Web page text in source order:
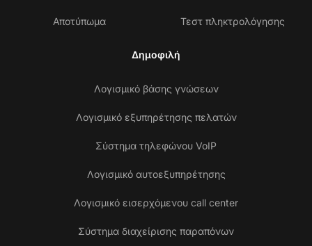
Αποτύπωμα Τεστ πληκτρολόγησης
Δημοφιλή
Λογισμικό βάσης γνώσεων
Λογισμικό εξυπηρέτησης πελατών
Σύστημα τηλεφώνου VoIP
Λογισμικό αυτοεξυπηρέτησης
Λογισμικό εισερχόμενου call center
Σύστημα διαχείρισης παραπόνων